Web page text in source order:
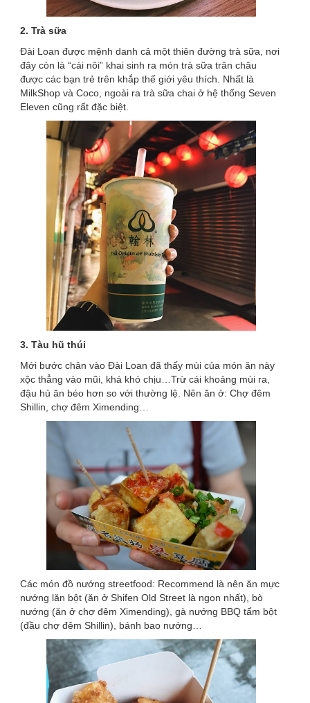
2. Trà sữa
Đài Loan được mệnh danh cả một thiên đường trà sữa, nơi
đây còn là “cái nôi” khai sinh ra món trà sữa trân châu
được các bạn trẻ trên khắp thế giới yêu thích. Nhất là
MilkShop và Coco, ngoài ra trà sữa chai ở hệ thống Seven
Eleven cũng rất đặc biệt.
3. Tàu hũ thúi
Mới bước chân vào Đài Loan đã thấy mùi của món ăn này
xộc thẳng vào mũi, khá khó chịu…Trừ cái khoảng mùi ra,
đậu hủ ăn béo hơn so với thường lệ. Nên ăn ở: Chợ đêm
Shillin, chợ đêm Ximending…
Các món đồ nướng streetfood: Recommend là nên ăn mực
nướng lăn bột (ăn ở Shifen Old Street là ngon nhất), bò
nướng (ăn ở chợ đêm Ximending), gà nướng BBQ tẩm bột
(đầu chợ đêm Shillin), bánh bao nướng…